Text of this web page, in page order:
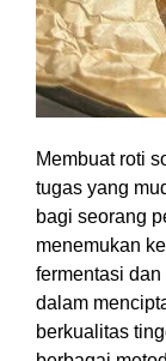
Membuat roti
tugas yang
bagi seorang
menemukan
fermentasi
dalam
berkualitas